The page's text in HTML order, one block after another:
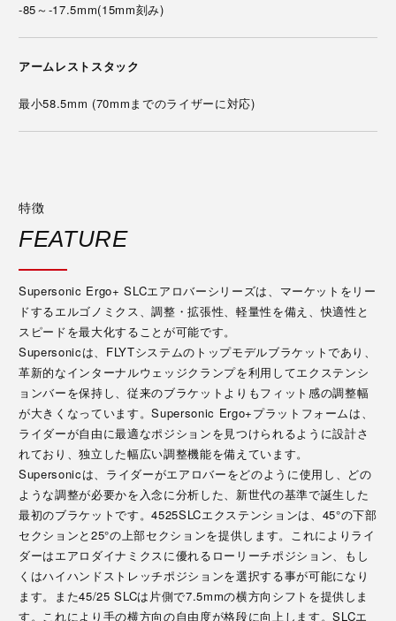
-85～-17.5mm(15mm刻み)
アームレストスタック
最小58.5mm (70mmまでのライザーに対応)
特徴
FEATURE
Supersonic Ergo+ SLCエアロバーシリーズは、マーケットをリー
ドするエルゴノミクス、調整・拡張性、軽量性を備え、快適性と
スピードを最大化することが可能です。
Supersonicは、FLYTシステムのトップモデルブラケットであり、
革新的なインターナルウェッジクランプを利用してエクステンシ
ョンバーを保持し、従来のブラケットよりもフィット感の調整幅
が大きくなっています。Supersonic Ergo+プラットフォームは、
ライダーが自由に最適なポジションを見つけられるように設計さ
れており、独立した幅広い調整機能を備えています。
Supersonicは、ライダーがエアロバーをどのように使用し、どの
ような調整が必要かを入念に分析した、新世代の基準で誕生した
最初のブラケットです。4525SLCエクステンションは、45°の下部
セクションと25°の上部セクションを提供します。これによりライ
ダーはエアロダイナミクスに優れるローリーチポジション、もし
くはハイハンドストレッチポジションを選択する事が可能になり
ます。また45/25 SLCは片側で7.5mmの横方向シフトを提供しま
す。これにより手の横方向の自由度が格段に向上します。SLCエ